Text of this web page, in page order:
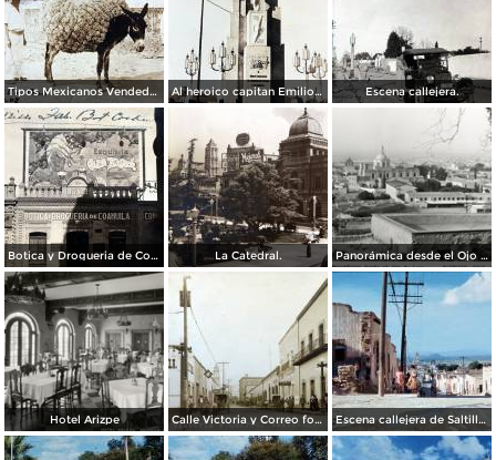
Tipos Mexicanos Vendedores de paja. ( Circulada el 20 de Mayo de 1907 ). Al heroico capitan Emilio Carranza. Escena callejera.
Botica y Drogueria de Coahuila. La Catedral. Panorámica desde el Ojo de Agua
Hotel Arizpe Calle Victoria y Correo foto Macias ( Circulada el 18 de Julio de 1912 ). Escena callejera de Saltillo, Coahuila 1959.